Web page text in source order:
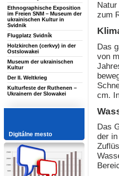
Ethnographische Exposition
im Freien SNM – Museum der
ukrainischen Kultur in
Svidnik
Flugplatz Svidník
Holzkirchen (cerkvy) in der
Ostslowakei
Museum der ukrainischen
Kultur
Der II. Weltkrieg
Kulturfeste der Ruthenen –
Ukrainern der Slowakei
Digitálne mesto
zum
Das
von
cm.
Das
der